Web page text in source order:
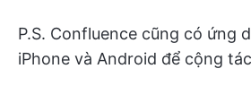
P.S. Confluence cũng có ứng
iPhone và Android để cộng